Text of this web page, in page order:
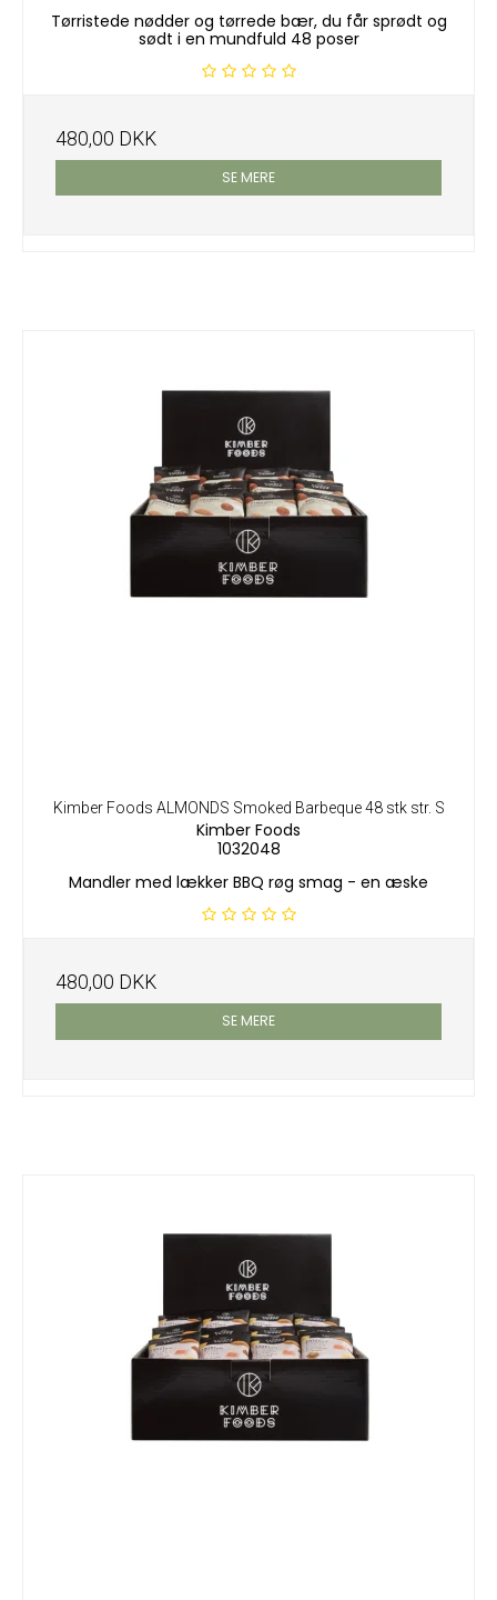
Tørristede nødder og tørrede bær, du får sprødt og
sødt i en mundfuld 48 poser
480,00 DKK
SE MERE
Kimber Foods ALMONDS Smoked Barbeque 48 stk str. S
Kimber Foods
1032048
Mandler med lækker BBQ røg smag - en æske
480,00 DKK
SE MERE